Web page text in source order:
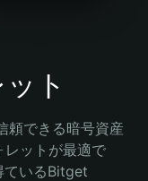
ト
頼できる暗号資産
ットが最適で
ているBitget